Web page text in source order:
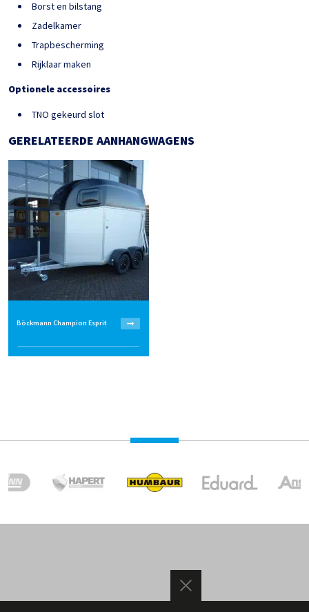
Borst en bilstang
Zadelkamer
Trapbescherming
Rijklaar maken
Optionele accessoires
TNO gekeurd slot
GERELATEERDE AANHANGWAGENS
Böckmann Champion Esprit